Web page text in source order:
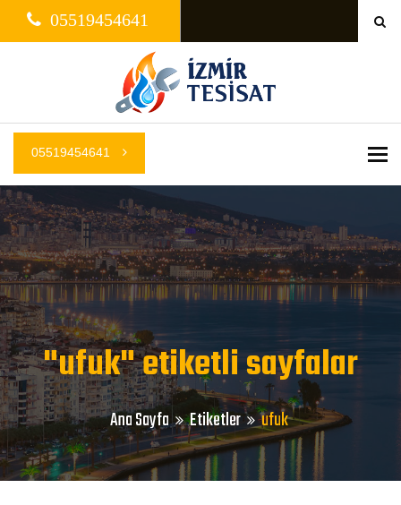
05519454641
05519454641
"ufuk" etiketli sayfalar
Ana Sayfa Etiketler ufuk